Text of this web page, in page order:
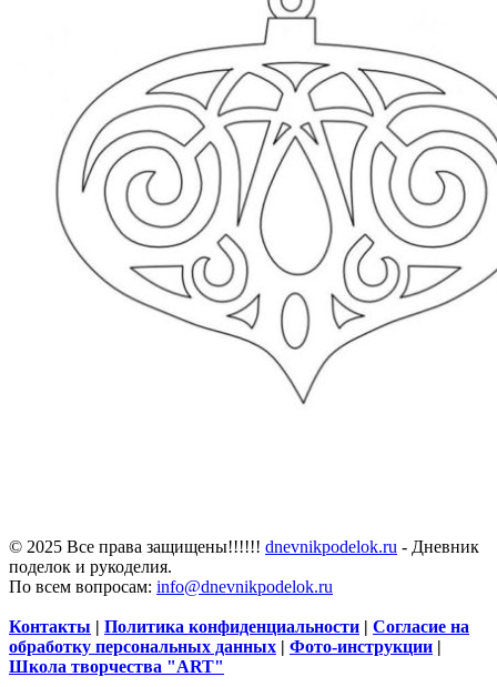
© 2025 Все права защищены!!!!!! dnevnikpodelok.ru - Дневник
поделок и рукоделия.
По всем вопросам: info@dnevnikpodelok.ru
Контакты | Политика конфиденциальности | Согласие на
обработку персональных данных | Фото-инструкции |
Школа творчества "ART"